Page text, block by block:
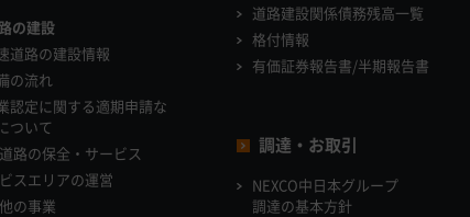
の建設
道路の建設情報
の流れ
認定に関する適期申請な
ついて
路の保全・サービス
スエリアの運営
の事業
道路建設関係債務残高一覧
格付情報
有価証券報告書/半期報告書
調達・お取引
NEXCO中日本グループ
調達の基本方針